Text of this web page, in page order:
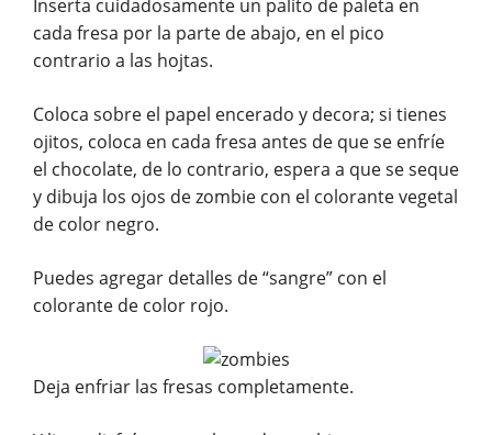
Inserta cuidadosamente un palito de paleta en
cada fresa por la parte de abajo, en el pico
contrario a las hojtas.
Coloca sobre el papel encerado y decora; si tienes
ojitos, coloca en cada fresa antes de que se enfríe
el chocolate, de lo contrario, espera a que se seque
y dibuja los ojos de zombie con el colorante vegetal
de color negro.
Puedes agregar detalles de “sangre” con el
colorante de color rojo.
Deja enfriar las fresas completamente.